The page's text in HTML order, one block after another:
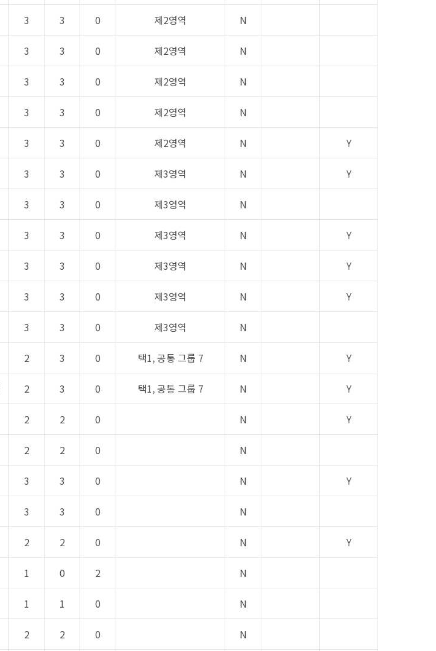
3 3 0 제2영역 N
3 3 0 제2영역 N
3 3 0 제2영역 N
3 3 0 제2영역 N
3 3 0 제2영역 N Y
3 3 0 제3영역 N Y
3 3 0 제3영역 N
3 3 0 제3영역 N Y
3 3 0 제3영역 N Y
3 3 0 제3영역 N Y
3 3 0 제3영역 N
2 3 0 택1, 공통 그룹 7 N Y
2 3 0 택1, 공통 그룹 7 N Y
2 2 0 N Y
2 2 0 N
3 3 0 N Y
3 3 0 N
2 2 0 N Y
1 0 2 N
1 1 0 N
2 2 0 N